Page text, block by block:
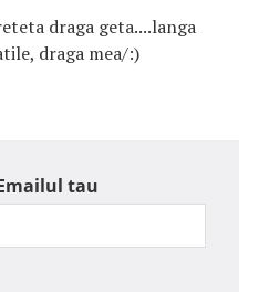
draga geta....langa
draga mea/:)
tau